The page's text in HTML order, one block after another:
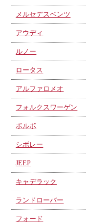
メルセデスベンツ
アウディ
ルノー
ロータス
アルファロメオ
フォルクスワーゲン
ボルボ
シボレー
JEEP
キャデラック
ランドローバー
フォード